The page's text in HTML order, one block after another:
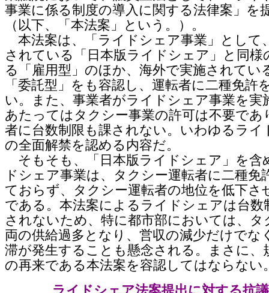
事業に係る制度の導入に関する法律案」を
（以下、「本法案」という。）。
本法案は、「ライドシェア事業」として
されている「日本版ライドシェア」と同様
る「雇用型」のほか、海外で実施されてい
「委託型」をも容認し、運転者に二種免許
い。また、事業者がライドシェア事業を実
あたってはタクシー事業の許可は不要であ
者に台数制限も課されない。いわゆるライ
の全面解禁を認める内容だ。
そもそも、「日本版ライドシェア」を含
ドシェア事業は、タクシー運転者に二種免
ておらず、タクシー運転者の地位を低下さ
である。本法案によるライドシェアは台数
されないため、特に都市部においては、タ
両の供給過多となり、営収の減少だけでな
滞が発生することも懸念される。まさに、
の再来である本法案を容認してはならない